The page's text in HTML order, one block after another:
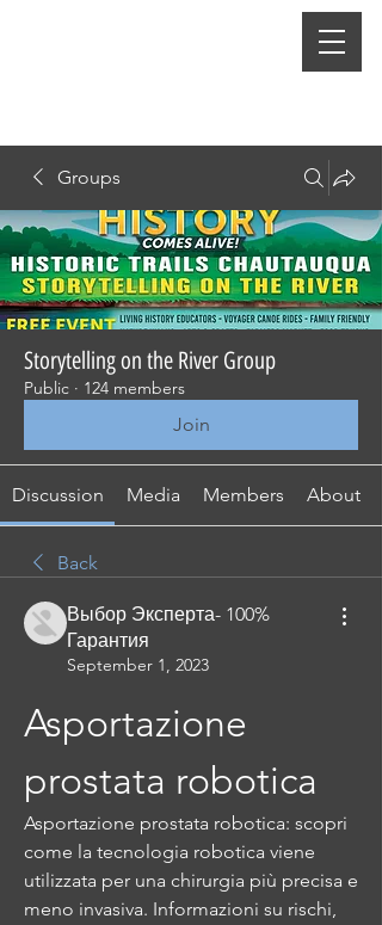
Groups
Storytelling on the River Group
Public · 124 members
Join
Discussion Media Members About
Back
Выбор Эксперта- 100%
Гарантия
September 1, 2023
Asportazione
prostata robotica
Asportazione prostata robotica: scopri
come la tecnologia robotica viene
utilizzata per una chirurgia più precisa e
meno invasiva. Informazioni su rischi,